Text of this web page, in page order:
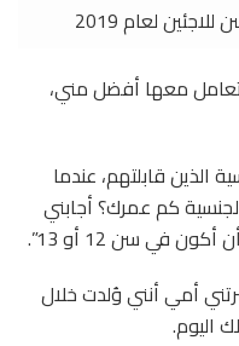
لعام 2019
معها أفضل مني،
الذين قابلتهم، عندما
كم عمرك؟ أجابني
في سن 12 أو 13”.
أمي أنني وُلدت خلال
اليوم.